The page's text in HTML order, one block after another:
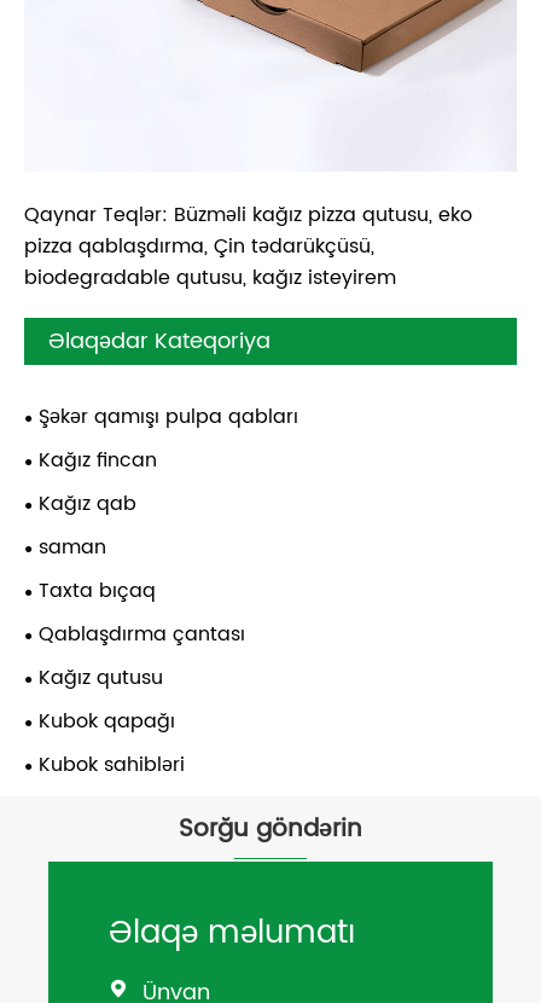
Qaynar Teqlər: Büzməli kağız pizza qutusu, eko
pizza qablaşdırma, Çin tədarükçüsü,
biodegradable qutusu, kağız isteyirem
Əlaqədar Kateqoriya
Şəkər qamışı pulpa qabları
Kağız fincan
Kağız qab
saman
Taxta bıçaq
Qablaşdırma çantası
Kağız qutusu
Kubok qapağı
Kubok sahibləri
Sorğu göndərin
Əlaqə məlumatı
 Ünvan